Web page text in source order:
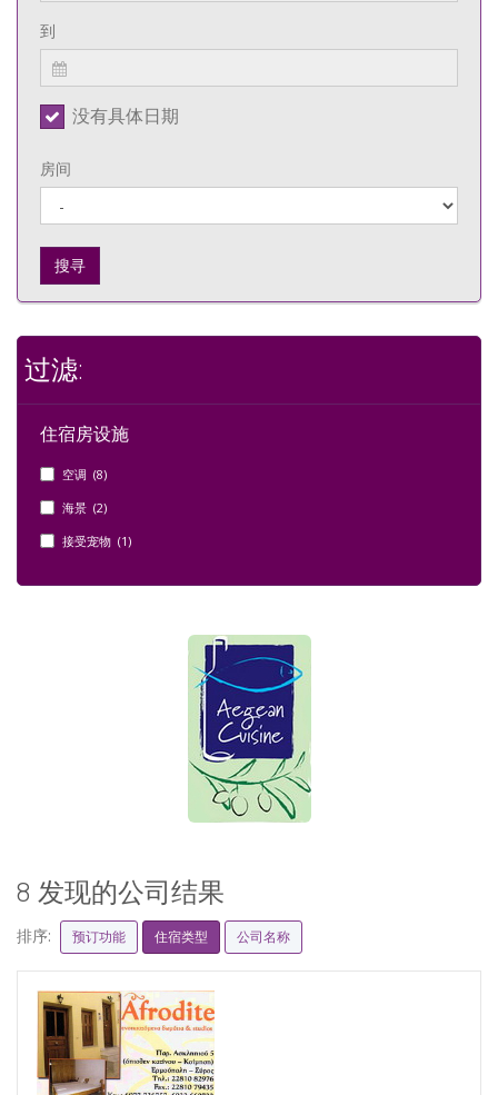
到
没有具体日期
房间
搜寻
过滤:
住宿房设施
空调 (8)
海景 (2)
接受宠物 (1)
8 发现的公司结果
排序: 预订功能 住宿类型 公司名称